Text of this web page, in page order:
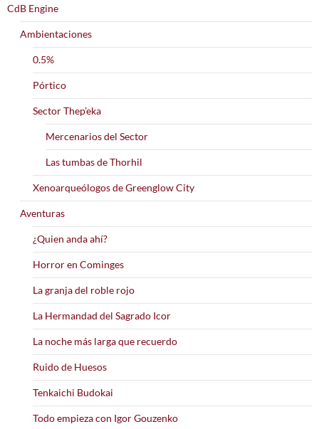
CdB Engine
Ambientaciones
0.5%
Pórtico
Sector Thep’eka
Mercenarios del Sector
Las tumbas de Thorhil
Xenoarqueólogos de Greenglow City
Aventuras
¿Quien anda ahí?
Horror en Cominges
La granja del roble rojo
La Hermandad del Sagrado Icor
La noche más larga que recuerdo
Ruido de Huesos
Tenkaichi Budokai
Todo empieza con Igor Gouzenko